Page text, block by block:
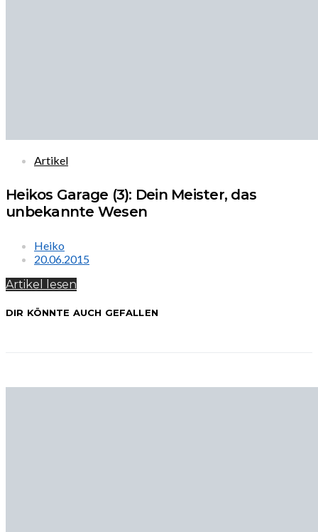
Artikel
Heikos Garage (3): Dein Meister, das
unbekannte Wesen
Heiko
20.06.2015
Artikel lesen
DIR KÖNNTE AUCH GEFALLEN